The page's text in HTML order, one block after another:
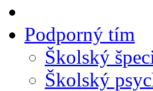
Podporný tím
Školský
Školský